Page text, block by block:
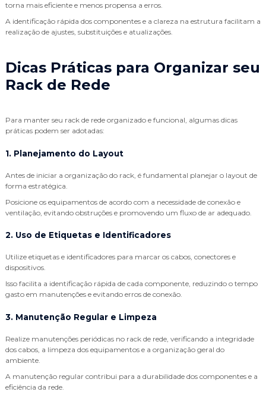
torna mais eficiente e menos propensa a erros.
A identificação rápida dos componentes e a clareza na estrutura facilitam a
realização de ajustes, substituições e atualizações.
Dicas Práticas para Organizar seu
Rack de Rede
Para manter seu rack de rede organizado e funcional, algumas dicas
práticas podem ser adotadas:
1. Planejamento do Layout
Antes de iniciar a organização do rack, é fundamental planejar o layout de
forma estratégica.
Posicione os equipamentos de acordo com a necessidade de conexão e
ventilação, evitando obstruções e promovendo um fluxo de ar adequado.
2. Uso de Etiquetas e Identificadores
Utilize etiquetas e identificadores para marcar os cabos, conectores e
dispositivos.
Isso facilita a identificação rápida de cada componente, reduzindo o tempo
gasto em manutenções e evitando erros de conexão.
3. Manutenção Regular e Limpeza
Realize manutenções periódicas no rack de rede, verificando a integridade
dos cabos, a limpeza dos equipamentos e a organização geral do
ambiente.
A manutenção regular contribui para a durabilidade dos componentes e a
eficiência da rede.